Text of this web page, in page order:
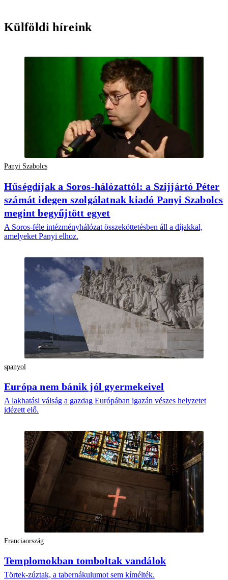
Külföldi híreink
Panyi Szabolcs
Hűségdíjak a Soros-hálózattól: a Szijjártó Péter
számát idegen szolgálatnak kiadó Panyi Szabolcs
megint begyűjtött egyet
A Soros-féle intézményhálózat összeköttetésben áll a díjakkal,
amelyeket Panyi elhoz.
spanyol
Európa nem bánik jól gyermekeivel
A lakhatási válság a gazdag Európában igazán vészes helyzetet
idézett elő.
Franciaország
Templomokban tomboltak vandálok
Törtek-zúztak, a tabernákulumot sem kímélték.